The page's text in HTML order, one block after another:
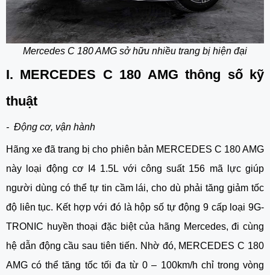
Mercedes C 180 AMG sở hữu nhiều trang bị hiện đại
I. MERCEDES C 180 AMG thông số kỹ
thuật
- Động cơ, vận hành
Hãng xe đã trang bị cho phiên bản MERCEDES C 180 AMG
này loại động cơ I4 1.5L với công suất 156 mã lực giúp
người dùng có thể tự tin cầm lái, cho dù phải tăng giảm tốc
độ liên tục. Kết hợp với đó là hộp số tự động 9 cấp loại 9G-
TRONIC huyền thoại đặc biệt của hãng Mercedes, đi cùng
hệ dẫn động cầu sau tiên tiến. Nhờ đó, MERCEDES C 180
AMG có thể tăng tốc tối đa từ 0 – 100km/h chỉ trong vòng